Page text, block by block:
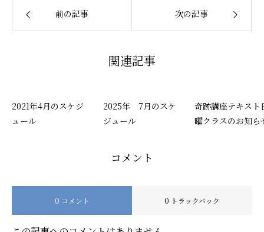
前の記事 次の記事
関連記事
2021年4月のスケジ
ュール
2025年 7月のスケ
ジュール
奇跡講座テキスト
曜クラスのお知ら
コメント
0 コメント 0 トラックバック